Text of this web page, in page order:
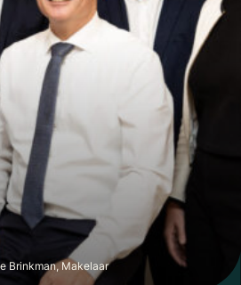
Brinkman, Makelaar